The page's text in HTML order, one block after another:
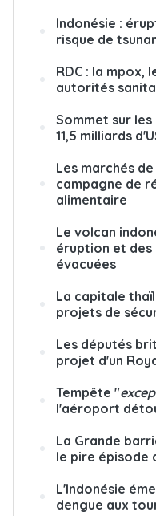
Indonésie :
risque de
RDC : la mpox,
autorités
Sommet sur les
11,5 milliards
Les marchés
campagne de
alimentaire
Le volcan
éruption et des
évacuées
La capitale
projets de
Les députés
projet d'un
Tempête "
l'aéroport
La Grande
le pire épisode
L'Indonésie
dengue aux